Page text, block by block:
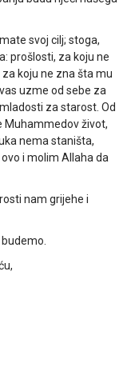
svoj cilj; stoga,
prošlosti, za koju ne
koju ne zna šta mu
uzme od sebe za
za starost. Od
Muhammedov život,
nema staništa,
i molim Allaha da
nam grijehe i